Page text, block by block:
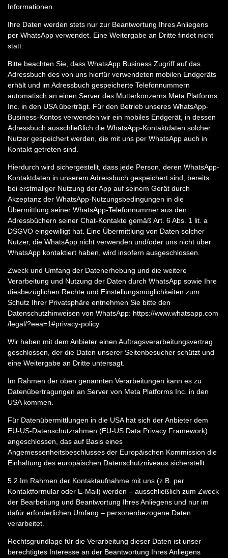
Informationen.
Ihre Daten werden stets nur zur Beantwortung Ihres Anliegens
per WhatsApp verwendet. Eine Weitergabe an Dritte findet nicht
statt.
Bitte beachten Sie, dass WhatsApp Business Zugriff auf das
Adressbuch des von uns hierfür verwendeten mobilen Endgeräts
erhält und im Adressbuch gespeicherte Telefonnummern
automatisch an einen Server des Mutterkonzerns Meta Platforms
Inc. in den USA überträgt. Für den Betrieb unseres WhatsApp-
Business-Kontos verwenden wir ein mobiles Endgerät, in dessen
Adressbuch ausschließlich die WhatsApp-Kontaktdaten solcher
Nutzer gespeichert werden, die mit uns per WhatsApp auch in
Kontakt getreten sind.
Hierdurch wird sichergestellt, dass jede Person, deren WhatsApp-
Kontaktdaten in unserem Adressbuch gespeichert sind, bereits
bei erstmaliger Nutzung der App auf seinem Gerät durch
Akzeptanz der WhatsApp-Nutzungsbedingungen in die
Übermittlung seiner WhatsApp-Telefonnummer aus den
Adressbüchern seiner Chat-Kontakte gemäß Art. 6 Abs. 1 lit. a
DSGVO eingewilligt hat. Eine Übermittlung von Daten solcher
Nutzer, die WhatsApp nicht verwenden und/oder uns nicht über
WhatsApp kontaktiert haben, wird insofern ausgeschlossen.
Zweck und Umfang der Datenerhebung und die weitere
Verarbeitung und Nutzung der Daten durch WhatsApp sowie Ihre
diesbezüglichen Rechte und Einstellungsmöglichkeiten zum
Schutz Ihrer Privatsphäre entnehmen Sie bitte den
Datenschutzhinweisen von WhatsApp: https://www.whatsapp.com
/legal/?eea=1#privacy-policy
Wir haben mit dem Anbieter einen Auftragsverarbeitungsvertrag
geschlossen, der die Daten unserer Seitenbesucher schützt und
eine Weitergabe an Dritte untersagt.
Im Rahmen der oben genannten Verarbeitungen kann es zu
Datenübertragungen an Server von Meta Platforms Inc. in den
USA kommen.
Für Datenübermittlungen in die USA hat sich der Anbieter dem
EU-US-Datenschutzrahmen (EU-US Data Privacy Framework)
angeschlossen, das auf Basis eines
Angemessenheitsbeschlusses der Europäischen Kommission die
Einhaltung des europäischen Datenschutzniveaus sicherstellt.
5.2 Im Rahmen der Kontaktaufnahme mit uns (z.B. per
Kontaktformular oder E-Mail) werden – ausschließlich zum Zweck
der Bearbeitung und Beantwortung Ihres Anliegens und nur im
dafür erforderlichen Umfang – personenbezogene Daten
verarbeitet.
Rechtsgrundlage für die Verarbeitung dieser Daten ist unser
berechtigtes Interesse an der Beantwortung Ihres Anliegens